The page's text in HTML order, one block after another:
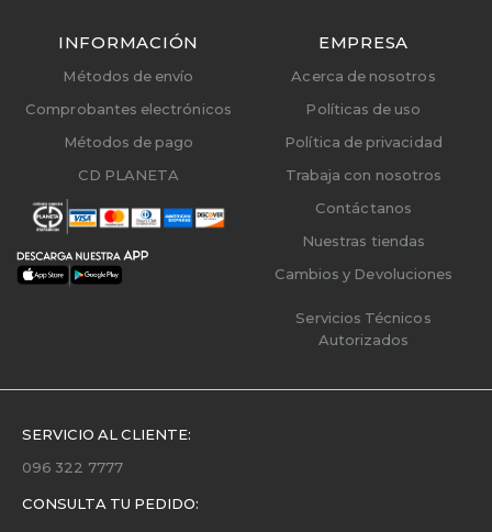
INFORMACIÓN
Métodos de envío
Comprobantes electrónicos
Métodos de pago
CD PLANETA
EMPRESA
Acerca de nosotros
Políticas de uso
Política de privacidad
Trabaja con nosotros
Contáctanos
Nuestras tiendas
Cambios y Devoluciones
Servicios Técnicos
Autorizados
SERVICIO AL CLIENTE:
096 322 7777
CONSULTA TU PEDIDO: